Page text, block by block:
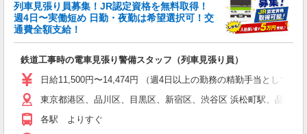
列車見張り員募集！JR認定資格を無料取得！
週4日〜実働短め 日勤・夜勤は希望選択可！交
通費全額支給！
鉄道工事時の電車見張り警備スタッフ（列車見張り員）
日給11,500円〜14,474円 （週4日以上の勤務の精勤手当として
東京都港区、品川区、目黒区、新宿区、渋谷区 浜松町駅、品川駅
各駅 よりすぐ